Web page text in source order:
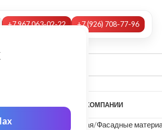
+7 967 063-02-22 +7 (926) 708-77-96
О КОМПАНИИ
Главная Фасадные